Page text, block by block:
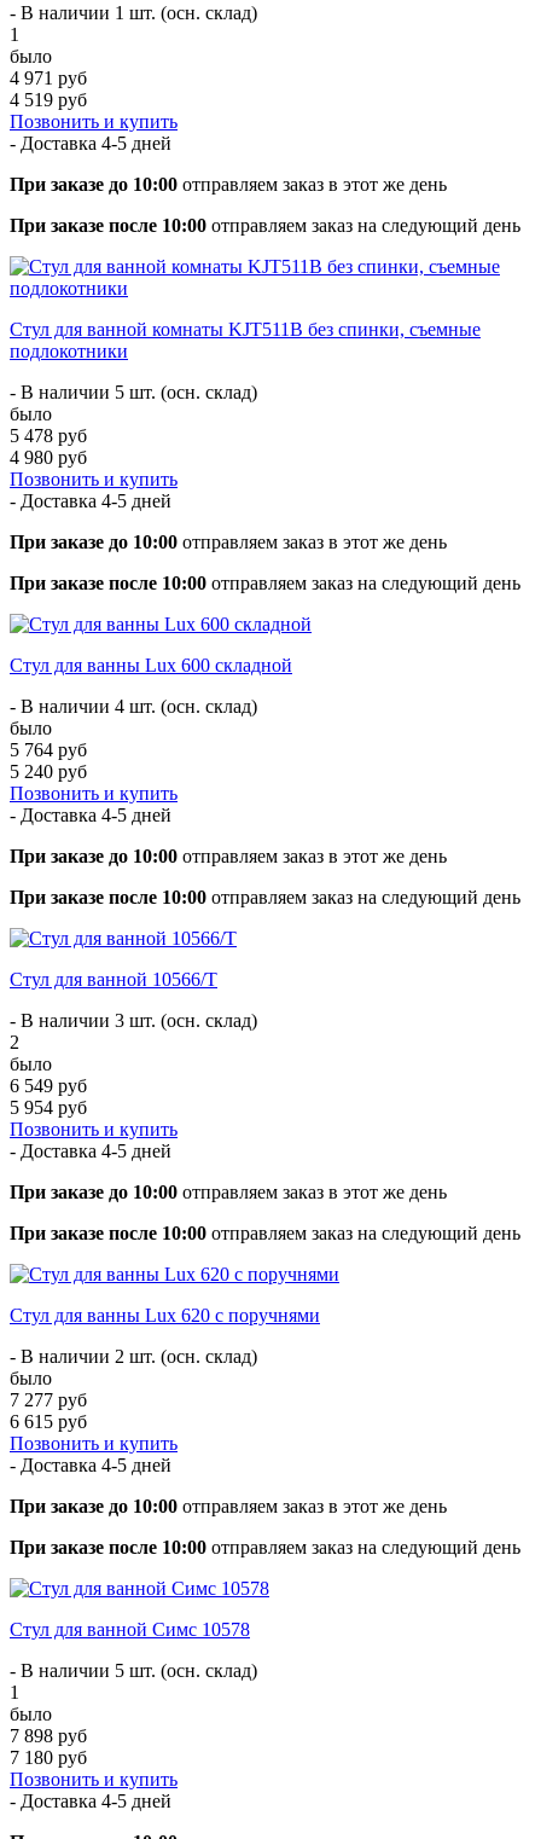
- В наличии 1 шт. (осн. склад)
1
было
4 971 руб
4 519 руб
Позвонить и купить
- Доставка 4-5 дней
При заказе до 10:00 отправляем заказ в этот же день
При заказе после 10:00 отправляем заказ на следующий день
Стул для ванной комнаты KJT511B без спинки, съемные
подлокотники
- В наличии 5 шт. (осн. склад)
было
5 478 руб
4 980 руб
Позвонить и купить
- Доставка 4-5 дней
При заказе до 10:00 отправляем заказ в этот же день
При заказе после 10:00 отправляем заказ на следующий день
Стул для ванны Lux 600 складной
- В наличии 4 шт. (осн. склад)
было
5 764 руб
5 240 руб
Позвонить и купить
- Доставка 4-5 дней
При заказе до 10:00 отправляем заказ в этот же день
При заказе после 10:00 отправляем заказ на следующий день
Стул для ванной 10566/T
- В наличии 3 шт. (осн. склад)
2
было
6 549 руб
5 954 руб
Позвонить и купить
- Доставка 4-5 дней
При заказе до 10:00 отправляем заказ в этот же день
При заказе после 10:00 отправляем заказ на следующий день
Стул для ванны Lux 620 с поручнями
- В наличии 2 шт. (осн. склад)
было
7 277 руб
6 615 руб
Позвонить и купить
- Доставка 4-5 дней
При заказе до 10:00 отправляем заказ в этот же день
При заказе после 10:00 отправляем заказ на следующий день
Стул для ванной Симс 10578
- В наличии 5 шт. (осн. склад)
1
было
7 898 руб
7 180 руб
Позвонить и купить
- Доставка 4-5 дней